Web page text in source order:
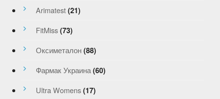
Arimatest (21)
FitMiss (73)
Оксиметалон (88)
Фармак Украина (60)
Ultra Womens (17)